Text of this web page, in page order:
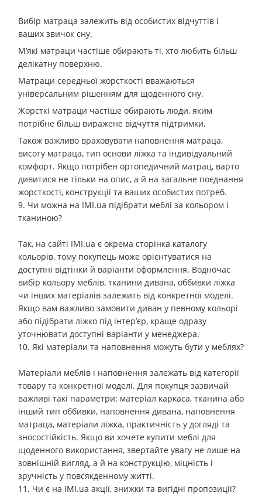
Вибір матраца залежить від особистих відчуттів і
ваших звичок сну.
М’які матраци частіше обирають ті, хто любить більш
делікатну поверхню.
Матраци середньої жорсткості вважаються
універсальним рішенням для щоденного сну.
Жорсткі матраци частіше обирають люди, яким
потрібне більш виражене відчуття підтримки.
Також важливо враховувати наповнення матраца,
висоту матраца, тип основи ліжка та індивідуальний
комфорт. Якщо потрібен ортопедичний матрац, варто
дивитися не тільки на опис, а й на загальне поєднання
жорсткості, конструкції та ваших особистих потреб.
9. Чи можна на IMI.ua підібрати меблі за кольором і
тканиною?
Так, на сайті IMI.ua є окрема сторінка каталогу
кольорів, тому покупець може орієнтуватися на
доступні відтінки й варіанти оформлення. Водночас
вибір кольору меблів, тканини дивана, оббивки ліжка
чи інших матеріалів залежить від конкретної моделі.
Якщо вам важливо замовити диван у певному кольорі
або підібрати ліжко під інтер’єр, краще одразу
уточнювати доступні варіанти у менеджера.
10. Які матеріали та наповнення можуть бути у меблях?
Матеріали меблів і наповнення залежать від категорії
товару та конкретної моделі. Для покупця зазвичай
важливі такі параметри: матеріал каркаса, тканина або
інший тип оббивки, наповнення дивана, наповнення
матраца, матеріали ліжка, практичність у догляді та
зносостійкість. Якщо ви хочете купити меблі для
щоденного використання, звертайте увагу не лише на
зовнішній вигляд, а й на конструкцію, міцність і
зручність у повсякденному житті.
11. Чи є на IMI.ua акції, знижки та вигідні пропозиції?